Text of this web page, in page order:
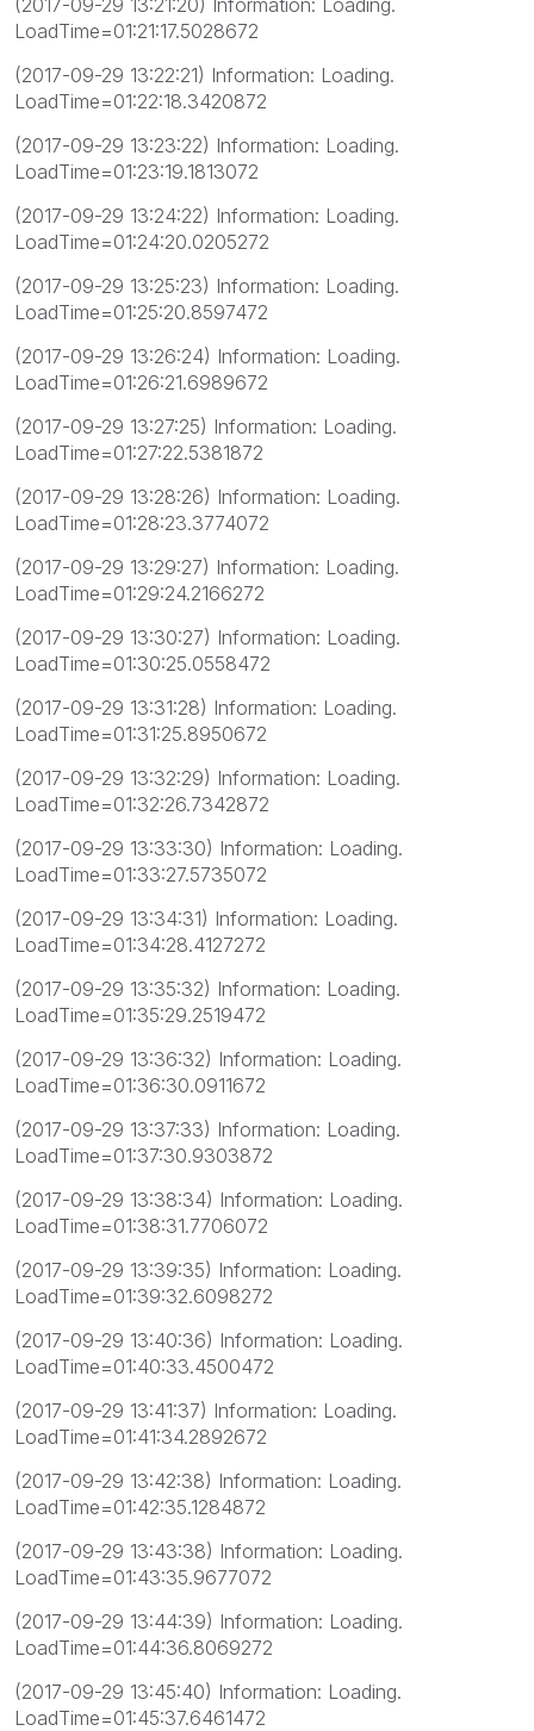
(2017-09-29 13:21:20) Information: Loading.
LoadTime=01:21:17.5028672
(2017-09-29 13:22:21) Information: Loading.
LoadTime=01:22:18.3420872
(2017-09-29 13:23:22) Information: Loading.
LoadTime=01:23:19.1813072
(2017-09-29 13:24:22) Information: Loading.
LoadTime=01:24:20.0205272
(2017-09-29 13:25:23) Information: Loading.
LoadTime=01:25:20.8597472
(2017-09-29 13:26:24) Information: Loading.
LoadTime=01:26:21.6989672
(2017-09-29 13:27:25) Information: Loading.
LoadTime=01:27:22.5381872
(2017-09-29 13:28:26) Information: Loading.
LoadTime=01:28:23.3774072
(2017-09-29 13:29:27) Information: Loading.
LoadTime=01:29:24.2166272
(2017-09-29 13:30:27) Information: Loading.
LoadTime=01:30:25.0558472
(2017-09-29 13:31:28) Information: Loading.
LoadTime=01:31:25.8950672
(2017-09-29 13:32:29) Information: Loading.
LoadTime=01:32:26.7342872
(2017-09-29 13:33:30) Information: Loading.
LoadTime=01:33:27.5735072
(2017-09-29 13:34:31) Information: Loading.
LoadTime=01:34:28.4127272
(2017-09-29 13:35:32) Information: Loading.
LoadTime=01:35:29.2519472
(2017-09-29 13:36:32) Information: Loading.
LoadTime=01:36:30.0911672
(2017-09-29 13:37:33) Information: Loading.
LoadTime=01:37:30.9303872
(2017-09-29 13:38:34) Information: Loading.
LoadTime=01:38:31.7706072
(2017-09-29 13:39:35) Information: Loading.
LoadTime=01:39:32.6098272
(2017-09-29 13:40:36) Information: Loading.
LoadTime=01:40:33.4500472
(2017-09-29 13:41:37) Information: Loading.
LoadTime=01:41:34.2892672
(2017-09-29 13:42:38) Information: Loading.
LoadTime=01:42:35.1284872
(2017-09-29 13:43:38) Information: Loading.
LoadTime=01:43:35.9677072
(2017-09-29 13:44:39) Information: Loading.
LoadTime=01:44:36.8069272
(2017-09-29 13:45:40) Information: Loading.
LoadTime=01:45:37.6461472